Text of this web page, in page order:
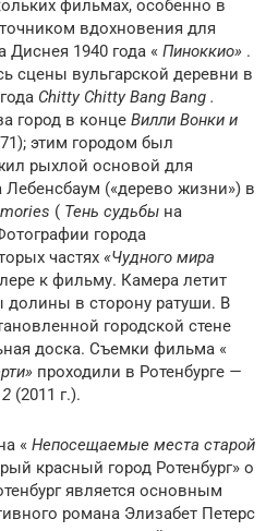
фильмах, особенно в
вдохновения для
1940 года « Пиноккио» .
сцены вульгарской деревни в
Chitty Chitty Bang Bang .
город в конце Вилли Вонки и
этим городом был
рыхлой основой для
(«дерево жизни») в
( Тень судьбы на
города
частях «Чудного мира
к фильму. Камера летит
долины в сторону ратуши. В
городской стене
доска. Съемки фильма «
проходили в Ротенбурге —
(2011 г.).
« Непосещаемые места старой
красный город Ротенбург» о
является основным
романа Элизабет Петерс